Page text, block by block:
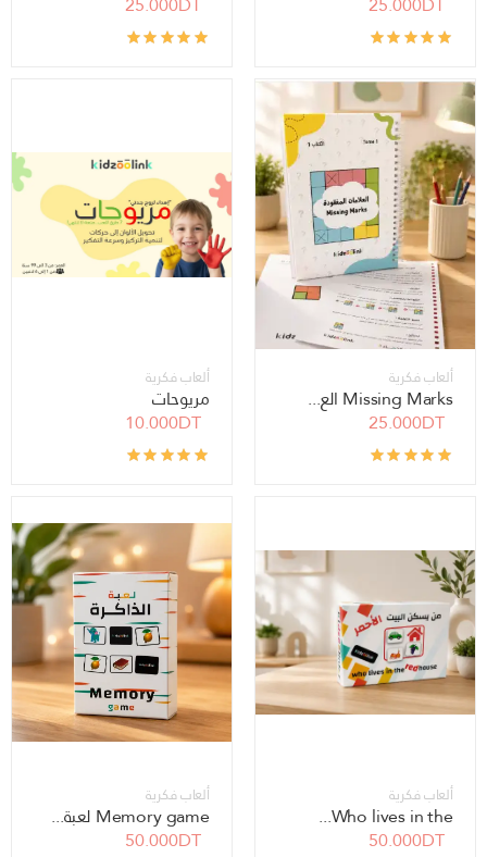
ألعاب فكرية
Missing Marks الع...
25.000DT
ألعاب فكرية
مريوحات
10.000DT
ألعاب فكرية
Who lives in the...
50.000DT
ألعاب فكرية
Memory game لعبة...
50.000DT